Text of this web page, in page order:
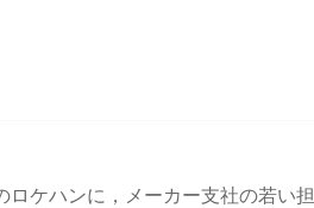
ケハンに，メーカー支社の若い